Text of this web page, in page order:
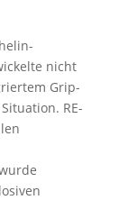
nicht
Grip-
RE-